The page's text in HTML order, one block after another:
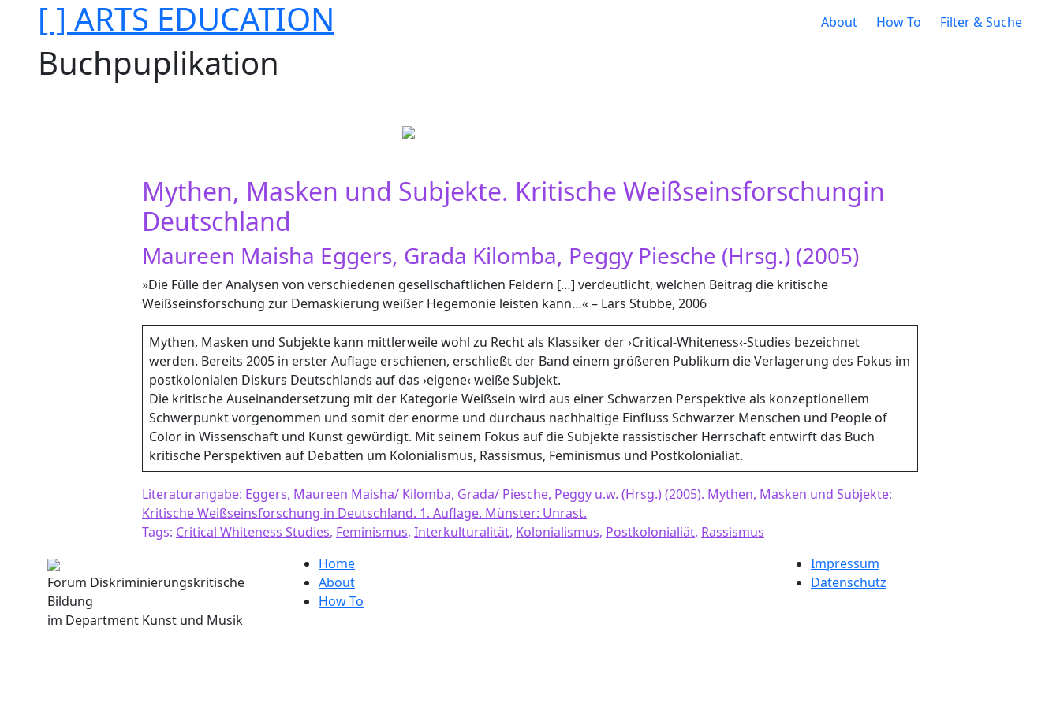
[ ] ARTS EDUCATION About How To Filter & Suche
Buchpuplikation
Mythen, Masken und Subjekte. Kritische Weißseinsforschungin
Deutschland
Maureen Maisha Eggers, Grada Kilomba, Peggy Piesche (Hrsg.) (2005)
»Die Fülle der Analysen von verschiedenen gesellschaftlichen Feldern […] verdeutlicht, welchen Beitrag die kritische
Weißseinsforschung zur Demaskierung weißer Hegemonie leisten kann…« – Lars Stubbe, 2006
Mythen, Masken und Subjekte kann mittlerweile wohl zu Recht als Klassiker der ›Critical-Whiteness‹-Studies bezeichnet
werden. Bereits 2005 in erster Auflage erschienen, erschließt der Band einem größeren Publikum die Verlagerung des Fokus im
postkolonialen Diskurs Deutschlands auf das ›eigene‹ weiße Subjekt.
Die kritische Auseinandersetzung mit der Kategorie Weißsein wird aus einer Schwarzen Perspektive als konzeptionellem
Schwerpunkt vorgenommen und somit der enorme und durchaus nachhaltige Einfluss Schwarzer Menschen und People of
Color in Wissenschaft und Kunst gewürdigt. Mit seinem Fokus auf die Subjekte rassistischer Herrschaft entwirft das Buch
kritische Perspektiven auf Debatten um Kolonialismus, Rassismus, Feminismus und Postkolonialiät.
Literaturangabe: Eggers, Maureen Maisha/ Kilomba, Grada/ Piesche, Peggy u.w. (Hrsg.) (2005). Mythen, Masken und Subjekte:
Kritische Weißseinsforschung in Deutschland. 1. Auflage. Münster: Unrast.
Tags: Critical Whiteness Studies, Feminismus, Interkulturalität, Kolonialismus, Postkolonialiät, Rassismus
Forum Diskriminierungskritische
Bildung
im Department Kunst und Musik
Home
About
How To
Impressum
Datenschutz